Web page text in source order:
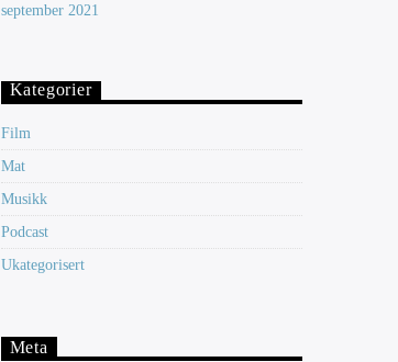
september 2021
Kategorier
Film
Mat
Musikk
Podcast
Ukategorisert
Meta